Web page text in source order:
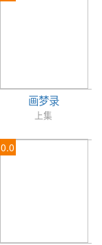
画梦录
上集
0.0